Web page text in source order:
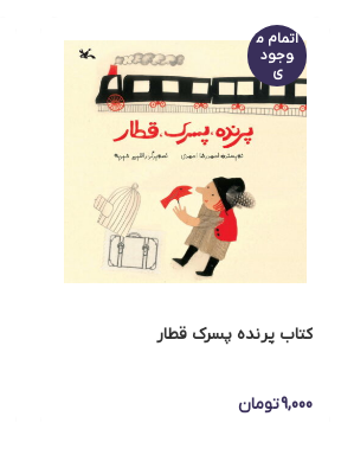
اتمام م
وجود
ی
کتاب پرنده پسرک قطار
9,000تومان